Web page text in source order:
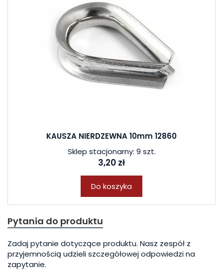
KAUSZA NIERDZEWNA 10mm 12860
Sklep stacjonarny: 9 szt.
3,20 zł
Do koszyka
Pytania do produktu
Zadaj pytanie dotyczące produktu. Nasz zespół z
przyjemnością udzieli szczegółowej odpowiedzi na
zapytanie.